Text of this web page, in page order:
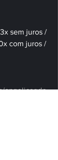
sem juros /
com juros /
angelicagdn